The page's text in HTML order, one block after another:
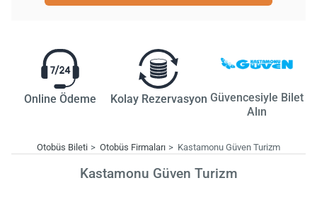
Online Ödeme Kolay Rezervasyon Güvencesiyle Bilet
Alın
Otobüs Bileti Otobüs Firmaları Kastamonu Güven Turizm
Kastamonu Güven Turizm